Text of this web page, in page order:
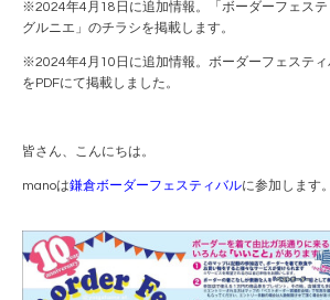
※2024年4月18日に追加情報。「ボーダーフェステ
グルニエ」のチラシを掲載します。
※2024年4月10日に追加情報。ボーダーフェスティ
をPDFにて掲載しました。
皆さん、こんにちは。
manoは鎌倉ボーダーフェスティバルに参加します。